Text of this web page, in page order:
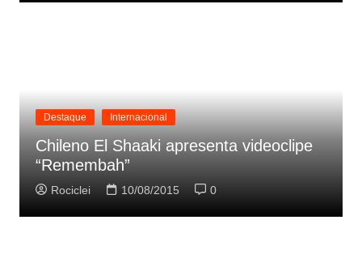
Destaque Internacional
Chileno El Shaaki apresenta videoclipe
“Remembah”
Rociclei 10/08/2015 0